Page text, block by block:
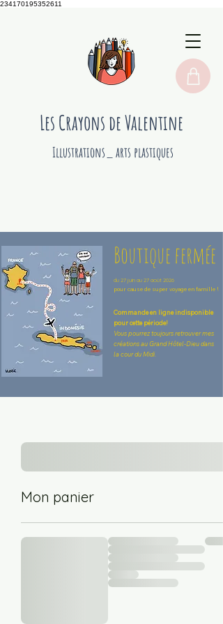
234170195352611
Illustrations_ arts plastiques
Les Crayons de Valentine
Commande en ligne indisponible
pour cette période!
Vous pourrez toujours retrouver mes
créations au Grand Hôtel-Dieu dans
la cour du Midi.
Boutique fermée
du 27 juin au 27 août 2026
pour cause de super voyage en famille !
Mon panier